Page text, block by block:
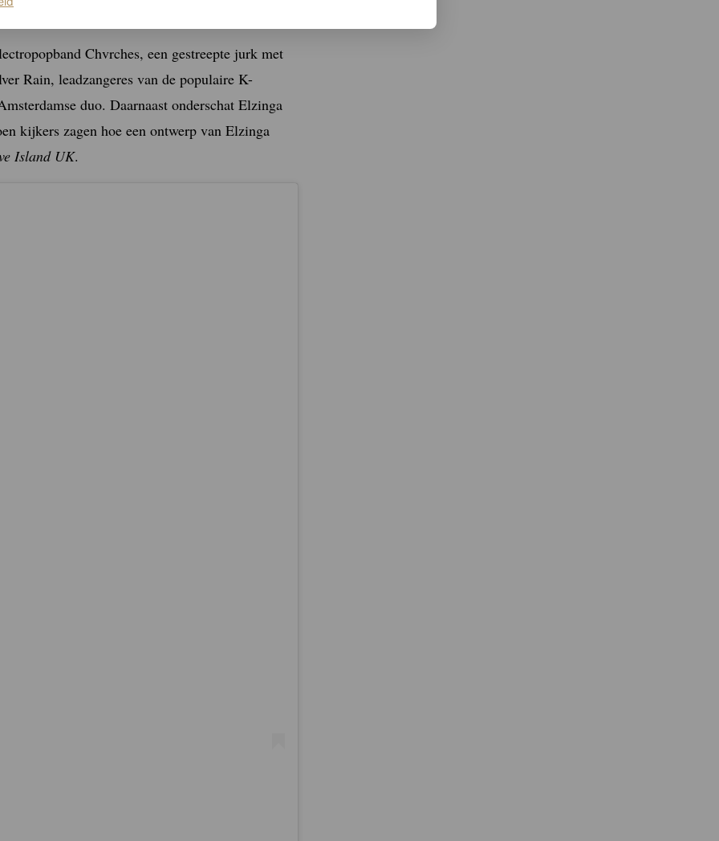
Chvrches, een gestreepte jurk met
Rain, leadzangeres van de populaire K-
duo. Daarnaast onderschat Elzinga
kijkers zagen hoe een ontwerp van Elzinga
Island UK.